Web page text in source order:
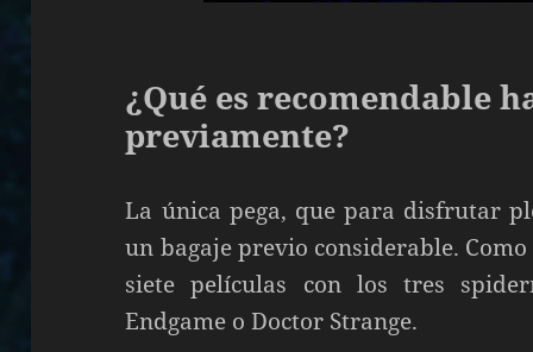
¿Qué es recomendable
previamente?
La única pega, que para disfrutar
un bagaje previo considerable.
siete películas con los tres
Endgame o Doctor Strange.